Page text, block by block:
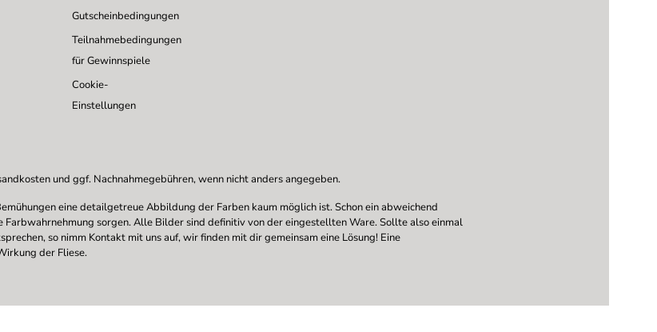
Gutscheinbedingungen
Teilnahmebedingungen
für Gewinnspiele
Cookie-
Einstellungen
und ggf. Nachnahmegebühren, wenn nicht anders angegeben.
eine detailgetreue Abbildung der Farben kaum möglich ist. Schon ein abweichend
sorgen. Alle Bilder sind definitiv von der eingestellten Ware. Sollte also einmal
so nimm Kontakt mit uns auf, wir finden mit dir gemeinsam eine Lösung! Eine
der Fliese.